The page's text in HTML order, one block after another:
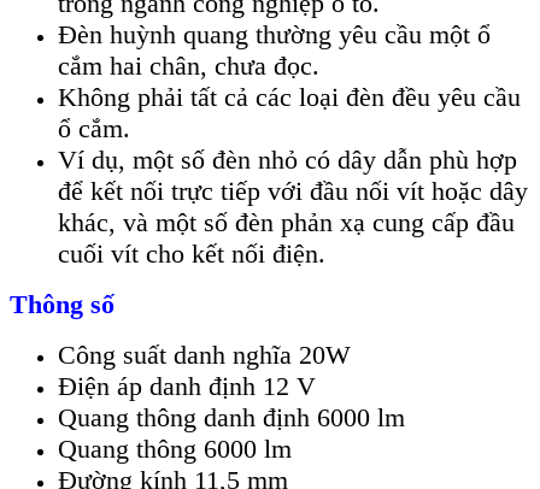
Đèn huỳnh quang thường yêu cầu một ổ
cắm hai chân, chưa đọc.
Không phải tất cả các loại đèn đều yêu cầu
ổ cắm.
Ví dụ, một số đèn nhỏ có dây dẫn phù hợp
để kết nối trực tiếp với đầu nối vít hoặc dây
khác, và một số đèn phản xạ cung cấp đầu
cuối vít cho kết nối điện.
Thông số
Công suất danh nghĩa 20W
Điện áp danh định 12 V
Quang thông danh định 6000 lm
Quang thông 6000 lm
Đường kính 11,5 mm